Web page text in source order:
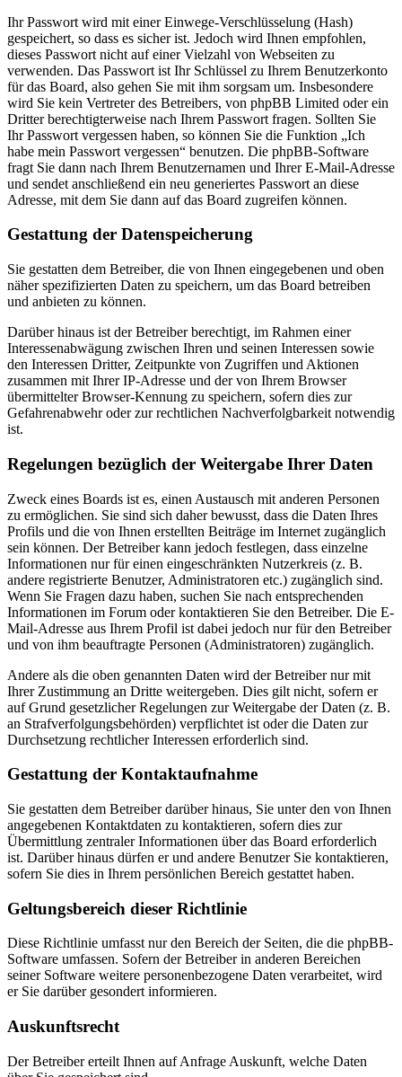
Ihr Passwort wird mit einer Einwege-Verschlüsselung (Hash)
gespeichert, so dass es sicher ist. Jedoch wird Ihnen empfohlen,
dieses Passwort nicht auf einer Vielzahl von Webseiten zu
verwenden. Das Passwort ist Ihr Schlüssel zu Ihrem Benutzerkonto
für das Board, also gehen Sie mit ihm sorgsam um. Insbesondere
wird Sie kein Vertreter des Betreibers, von phpBB Limited oder ein
Dritter berechtigterweise nach Ihrem Passwort fragen. Sollten Sie
Ihr Passwort vergessen haben, so können Sie die Funktion „Ich
habe mein Passwort vergessen“ benutzen. Die phpBB-Software
fragt Sie dann nach Ihrem Benutzernamen und Ihrer E-Mail-Adresse
und sendet anschließend ein neu generiertes Passwort an diese
Adresse, mit dem Sie dann auf das Board zugreifen können.
Gestattung der Datenspeicherung
Sie gestatten dem Betreiber, die von Ihnen eingegebenen und oben
näher spezifizierten Daten zu speichern, um das Board betreiben
und anbieten zu können.
Darüber hinaus ist der Betreiber berechtigt, im Rahmen einer
Interessenabwägung zwischen Ihren und seinen Interessen sowie
den Interessen Dritter, Zeitpunkte von Zugriffen und Aktionen
zusammen mit Ihrer IP-Adresse und der von Ihrem Browser
übermittelter Browser-Kennung zu speichern, sofern dies zur
Gefahrenabwehr oder zur rechtlichen Nachverfolgbarkeit notwendig
ist.
Regelungen bezüglich der Weitergabe Ihrer Daten
Zweck eines Boards ist es, einen Austausch mit anderen Personen
zu ermöglichen. Sie sind sich daher bewusst, dass die Daten Ihres
Profils und die von Ihnen erstellten Beiträge im Internet zugänglich
sein können. Der Betreiber kann jedoch festlegen, dass einzelne
Informationen nur für einen eingeschränkten Nutzerkreis (z. B.
andere registrierte Benutzer, Administratoren etc.) zugänglich sind.
Wenn Sie Fragen dazu haben, suchen Sie nach entsprechenden
Informationen im Forum oder kontaktieren Sie den Betreiber. Die E-
Mail-Adresse aus Ihrem Profil ist dabei jedoch nur für den Betreiber
und von ihm beauftragte Personen (Administratoren) zugänglich.
Andere als die oben genannten Daten wird der Betreiber nur mit
Ihrer Zustimmung an Dritte weitergeben. Dies gilt nicht, sofern er
auf Grund gesetzlicher Regelungen zur Weitergabe der Daten (z. B.
an Strafverfolgungsbehörden) verpflichtet ist oder die Daten zur
Durchsetzung rechtlicher Interessen erforderlich sind.
Gestattung der Kontaktaufnahme
Sie gestatten dem Betreiber darüber hinaus, Sie unter den von Ihnen
angegebenen Kontaktdaten zu kontaktieren, sofern dies zur
Übermittlung zentraler Informationen über das Board erforderlich
ist. Darüber hinaus dürfen er und andere Benutzer Sie kontaktieren,
sofern Sie dies in Ihrem persönlichen Bereich gestattet haben.
Geltungsbereich dieser Richtlinie
Diese Richtlinie umfasst nur den Bereich der Seiten, die die phpBB-
Software umfassen. Sofern der Betreiber in anderen Bereichen
seiner Software weitere personenbezogene Daten verarbeitet, wird
er Sie darüber gesondert informieren.
Auskunftsrecht
Der Betreiber erteilt Ihnen auf Anfrage Auskunft, welche Daten